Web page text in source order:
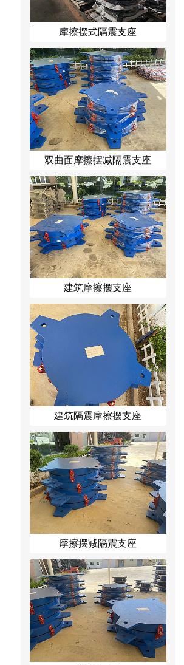
摩擦摆式隔震支座
双曲面摩擦摆减隔震支座
建筑摩擦摆支座
建筑隔震摩擦摆支座
摩擦摆减隔震支座